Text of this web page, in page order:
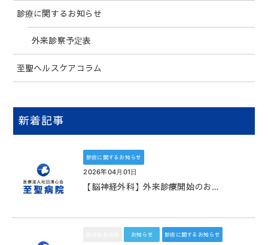
診療に関するお知らせ
外来診察予定表
至聖ヘルスケアコラム
新着記事
診療に関するお知らせ
2026年04月01日
【脳神経外科】外来診療開始のお…
お知らせ 診療に関するお知らせ